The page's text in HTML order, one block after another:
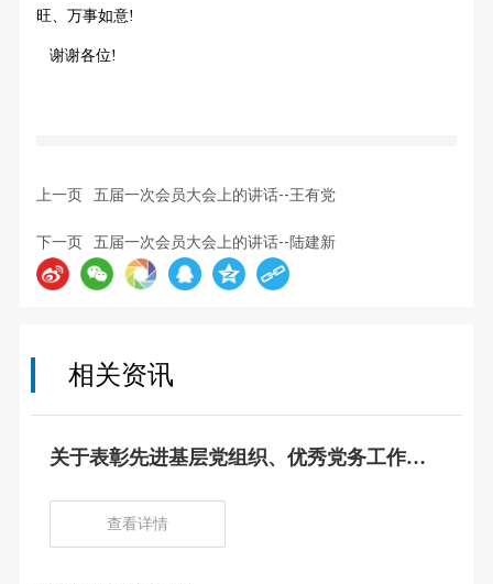
旺、万事如意!
谢谢各位!
上一页 五届一次会员大会上的讲话--王有党
下一页 五届一次会员大会上的讲话--陆建新
相关资讯
关于表彰先进基层党组织、优秀党务工作
查看详情